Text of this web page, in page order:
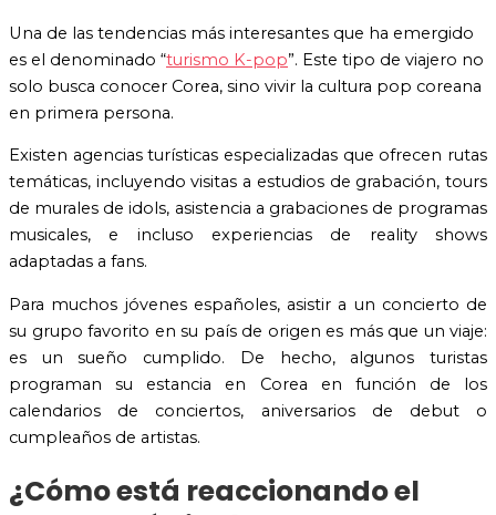
Una de las tendencias más interesantes que ha emergido
es el denominado “turismo K-pop”. Este tipo de viajero no
solo busca conocer Corea, sino vivir la cultura pop coreana
en primera persona.
Existen agencias turísticas especializadas que ofrecen rutas
temáticas, incluyendo visitas a estudios de grabación, tours
de murales de idols, asistencia a grabaciones de programas
musicales, e incluso experiencias de reality shows
adaptadas a fans.
Para muchos jóvenes españoles, asistir a un concierto de
su grupo favorito en su país de origen es más que un viaje:
es un sueño cumplido. De hecho, algunos turistas
programan su estancia en Corea en función de los
calendarios de conciertos, aniversarios de debut o
cumpleaños de artistas.
¿Cómo está reaccionando el